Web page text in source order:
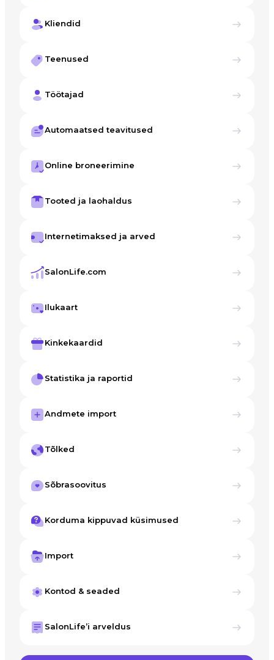
Kliendid
Teenused
Töötajad
Automaatsed teavitused
Online broneerimine
Tooted ja laohaldus
Internetimaksed ja arved
SalonLife.com
Ilukaart
Kinkekaardid
Statistika ja raportid
Andmete import
Tõlked
Sõbrasoovitus
Korduma kippuvad küsimused
Import
Kontod & seaded
SalonLife’i arveldus